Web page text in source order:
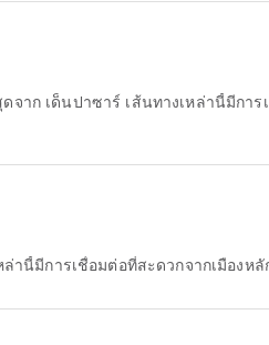
าก เด็นปาซาร์ เส้นทางเหล่านี้มีการ
านี้มีการเชื่อมต่อที่สะดวกจากเมืองหลั